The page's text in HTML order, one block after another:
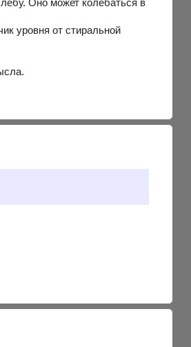
Оно может колебаться в
уровня от стиральной